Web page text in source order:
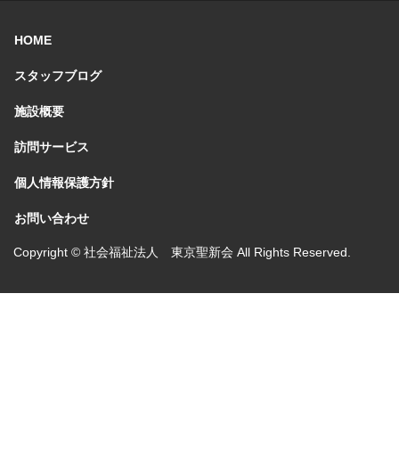
HOME
スタッフブログ
施設概要
訪問サービス
個人情報保護方針
お問い合わせ
Copyright © 社会福祉法人 東京聖新会 All Rights Reserved.